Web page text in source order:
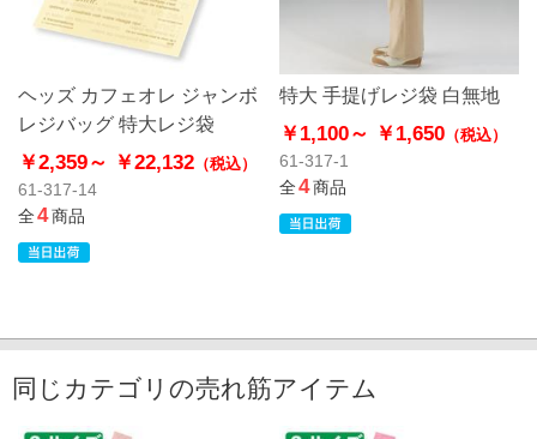
ヘッズ カフェオレ ジャンボ
レジバッグ 特大レジ袋
￥2,359～ ￥22,132 （税込）
61-317-14
全4商品
特大 手提げレジ袋 白無地
￥1,100～ ￥1,650（税込）
61-317-1
全4商品
同じカテゴリの売れ筋アイテム